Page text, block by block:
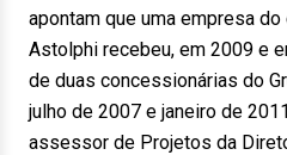
apontam que uma empresa
Astolphi recebeu, em 2009 e
de duas concessionárias do
julho de 2007 e janeiro de
assessor de Projetos da